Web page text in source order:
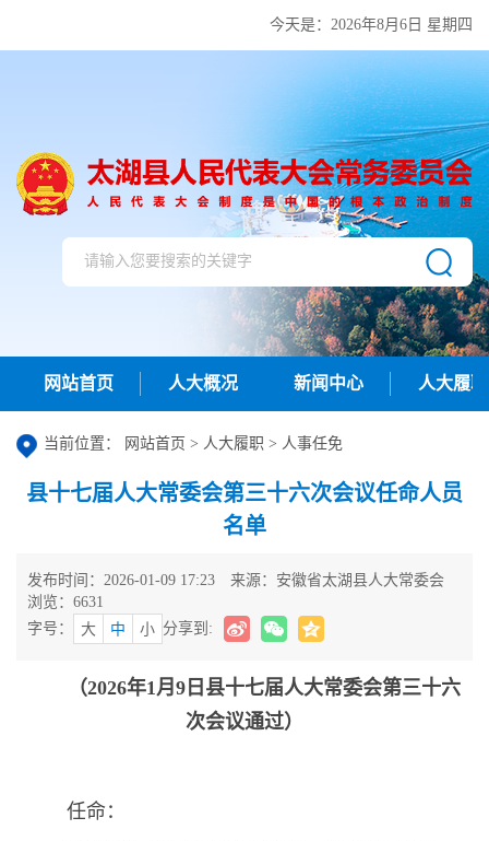
今天是： 2026年8月6日 星期四
网站首页 人大概况 新闻中心 人大履职
当前位置： 网站首页 > 人大履职 > 人事任免
县十七届人大常委会第三十六次会议任命人员
名单
发布时间：2026-01-09 17:23
来源：安徽省太湖县人大常委会
浏览： 6631
字号：
大 中 小 分享到:
（2026年1月9日县十七届人大常委会第三十六
次会议通过）
任命：